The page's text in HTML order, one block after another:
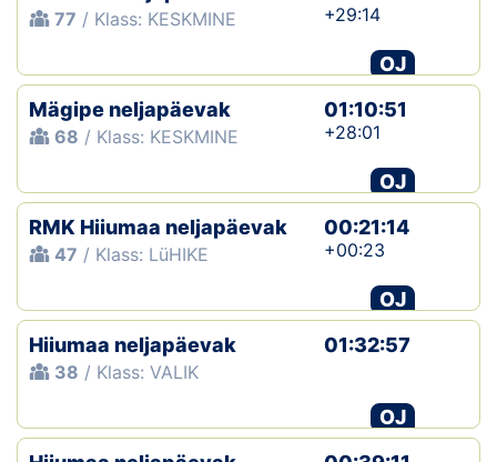
77 / Klass: KESKMINE +29:14
OJ
Mägipe neljapäevak
68 / Klass: KESKMINE
01:10:51
+28:01
OJ
RMK Hiiumaa neljapäevak
47 / Klass: LüHIKE
00:21:14
+00:23
OJ
Hiiumaa neljapäevak
38 / Klass: VALIK
01:32:57
OJ